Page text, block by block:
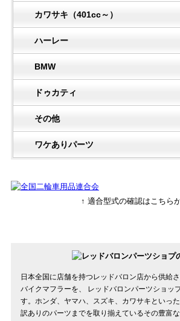
カワサキ（401cc～）
ハーレー
BMW
ドゥカティ
その他
ワケありパーツ
↑ 適合型式の確認はこちら
日本全国に店舗を持つレッドバロン店から供給
バイクマフラーを、 レッドバロンパーツショッ
す。ホンダ、ヤマハ、スズキ、カワサキといった
訳ありのパーツまでを取り揃えているその豊富